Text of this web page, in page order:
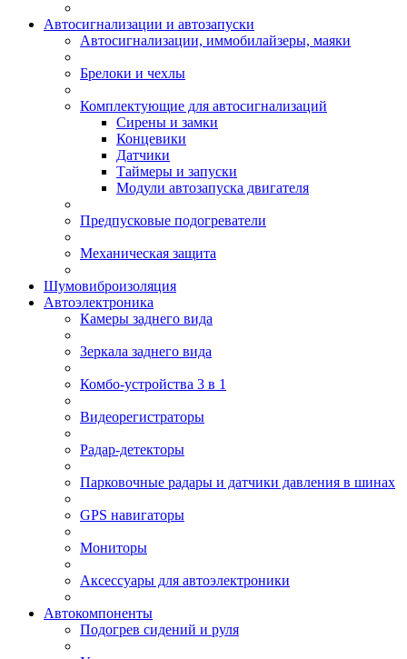
Автосигнализации и автозапуски
Автосигнализации, иммобилайзеры, маяки
Брелоки и чехлы
Комплектующие для автосигнализаций
Сирены и замки
Концевики
Датчики
Таймеры и запуски
Модули автозапуска двигателя
Предпусковые подогреватели
Механическая защита
Шумовиброизоляция
Автоэлектроника
Камеры заднего вида
Зеркала заднего вида
Комбо-устройства 3 в 1
Видеорегистраторы
Радар-детекторы
Парковочные радары и датчики давления в шинах
GPS навигаторы
Мониторы
Аксессуары для автоэлектроники
Автокомпоненты
Подогрев сидений и руля